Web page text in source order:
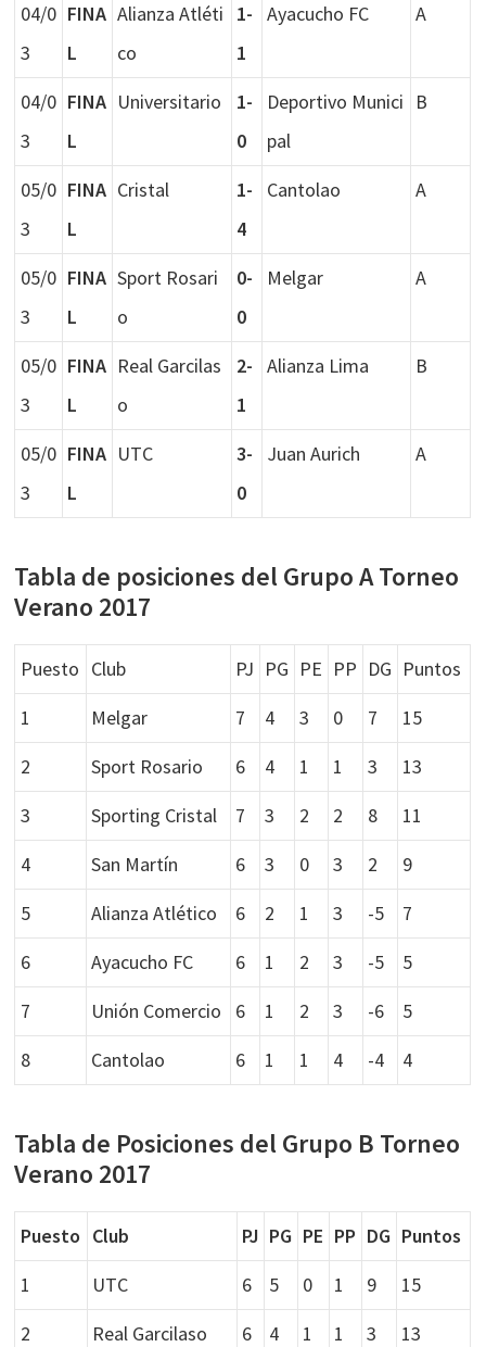
04/0
3
FINA
L
Alianza Atléti
co
1-
1
Ayacucho FC A
04/0
3
FINA
L
Universitario
1-
0
Deportivo Munici
pal
B
05/0
3
FINA
L
Cristal
1-
4
Cantolao A
05/0
3
FINA
L
Sport Rosari
o
0-
0
Melgar A
05/0
3
FINA
L
Real Garcilas
o
2-
1
Alianza Lima B
05/0
3
FINA
L
UTC
3-
0
Juan Aurich A
Tabla de posiciones del Grupo A Torneo
Verano 2017
Puesto Club PJ PG PE PP DG Puntos
1
Melgar 7 4 3 0 7
15
2
Sport Rosario 6 4 1 1 3
13
3
Sporting Cristal 7 3 2 2 8
11
4
San Martín 6 3 0 3 2
9
5
Alianza Atlético 6 2 1 3 -5
7
6
Ayacucho FC 6 1 2 3 -5
5
7
Unión Comercio 6 1 2 3 -6
5
8
Cantolao 6 1 1 4 -4 4
Tabla de Posiciones del Grupo B Torneo
Verano 2017
Puesto Club PJ PG PE PP DG Puntos
1
UTC 6 5 0 1 9
15
2
Real Garcilaso 6 4 1 1 3
13